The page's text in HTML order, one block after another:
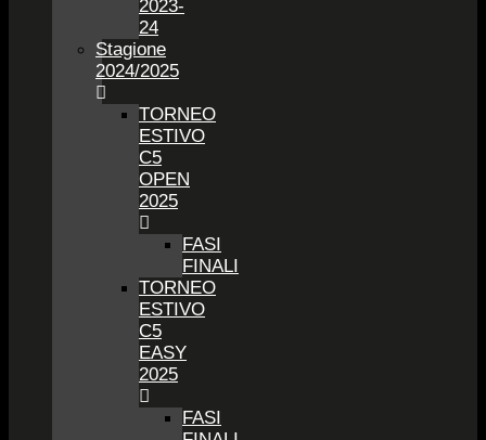
2023-
24
Stagione
2024/2025
TORNEO
ESTIVO
C5
OPEN
2025
FASI
FINALI
TORNEO
ESTIVO
C5
EASY
2025
FASI